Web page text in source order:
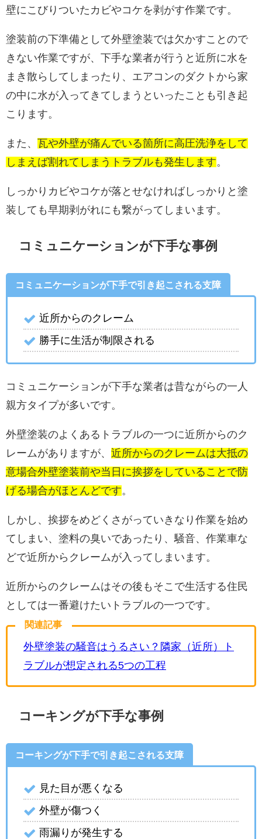
壁にこびりついたカビやコケを剥がす作業です。
塗装前の下準備として外壁塗装では欠かすことので
きない作業ですが、下手な業者が行うと近所に水を
まき散らしてしまったり、エアコンのダクトから家
の中に水が入ってきてしまうといったことも引き起
こります。
また、 瓦や外壁が痛んでいる箇所に高圧洗浄をして
しまえば割れてしまうトラブルも発生します。
しっかりカビやコケが落とせなければしっかりと塗
装しても早期剥がれにも繋がってしまいます。
コミュニケーションが下手な事例
コミュニケーションが下手で引き起こされる支障
近所からのクレーム
勝手に生活が制限される
コミュニケーションが下手な業者は昔ながらの一人
親方タイプが多いです。
外壁塗装のよくあるトラブルの一つに近所からのク
レームがありますが、 近所からのクレームは大抵の
意場合外壁塗装前や当日に挨拶をしていることで防
げる場合がほとんどです。
しかし、挨拶をめどくさがっていきなり作業を始め
てしまい、塗料の臭いであったり、騒音、作業車な
どで近所からクレームが入ってしまいます。
近所からのクレームはその後もそこで生活する住民
としては一番避けたいトラブルの一つです。
関連記事
外壁塗装の騒音はうるさい？隣家（近所）ト
ラブルが想定される5つの工程
コーキングが下手な事例
コーキングが下手で引き起こされる支障
見た目が悪くなる
外壁が傷つく
雨漏りが発生する